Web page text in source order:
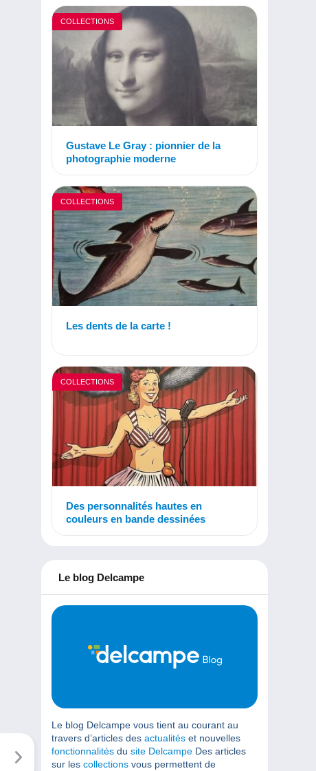
COLLECTIONS
Gustave Le Gray : pionnier de la
photographie moderne
COLLECTIONS
Les dents de la carte !
COLLECTIONS
Des personnalités hautes en
couleurs en bande dessinées
Le blog Delcampe
Le blog Delcampe vous tient au courant au
travers d’articles des actualités et nouvelles
fonctionnalités du site Delcampe Des articles
sur les collections vous permettent de